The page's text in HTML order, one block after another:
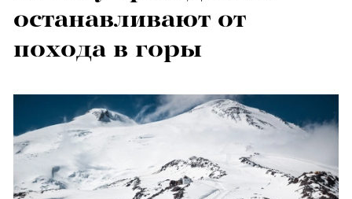
останавливают от
похода в горы